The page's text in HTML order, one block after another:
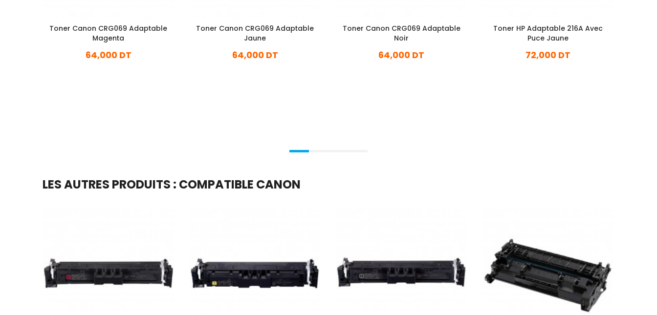
Toner Canon CRG069 Adaptable
Magenta
64,000 DT
Toner Canon CRG069 Adaptable
Jaune
64,000 DT
Toner Canon CRG069 Adaptable
Noir
64,000 DT
Toner HP Adaptable 216A Avec
Puce Jaune
72,000 DT
LES AUTRES PRODUITS : COMPATIBLE CANON